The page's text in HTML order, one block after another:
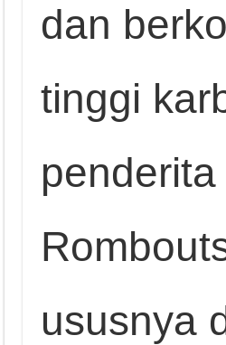
dan
tinggi
ususnya